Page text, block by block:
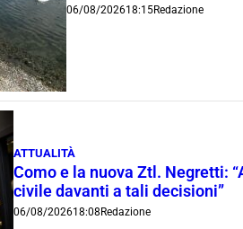
06/08/202618:15Redazione
ATTUALITÀ
Como e la nuova Ztl. Negretti:
civile davanti a tali decisioni”
06/08/202618:08Redazione